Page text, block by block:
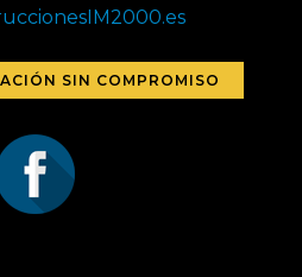
SIN COMPROMISO